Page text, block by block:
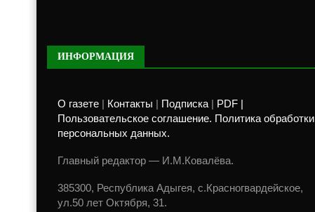
ИНФОРМАЦИЯ
О газете Контакты Подписка
PDF |
Пользовательское соглашение. Политика обработки
персональных данных.
Главный редактор — И.М.Ковалёва.
385300, Республика Адыгея, с.Красногвардейское,
ул.50 лет Октября, 31.